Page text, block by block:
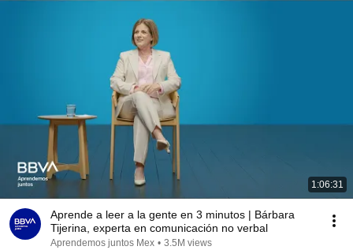
1:06:31
Aprende a leer a la gente en 3 minutos | Bárbara
Tijerina, experta en comunicación no verbal
Aprendemos juntos Mex • 3.5M views